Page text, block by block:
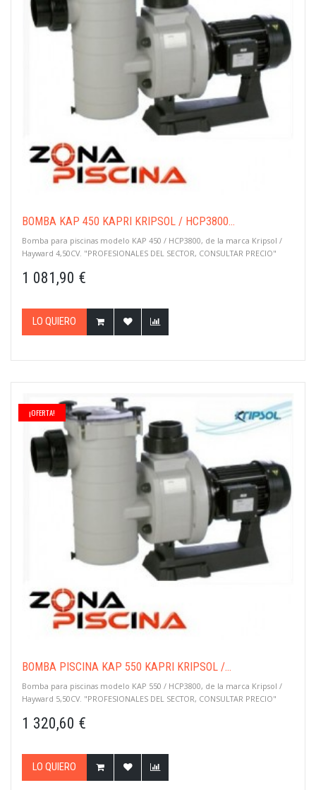
BOMBA KAP 450 KAPRI KRIPSOL / HCP3800...
Bomba para piscinas modelo KAP 450 / HCP3800, de la marca Kripsol /
Hayward 4,50CV. "PROFESIONALES DEL SECTOR, CONSULTAR PRECIO"
1 081,90 €
LO QUIERO
¡OFERTA!
BOMBA PISCINA KAP 550 KAPRI KRIPSOL /...
Bomba para piscinas modelo KAP 550 / HCP3800, de la marca Kripsol /
Hayward 5,50CV. "PROFESIONALES DEL SECTOR, CONSULTAR PRECIO"
1 320,60 €
LO QUIERO